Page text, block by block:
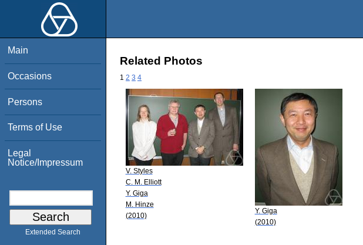
Main
Occasions
Persons
Terms of Use
Legal
Notice/Impressum
Extended Search
Related Photos
1 2 3 4
V. Styles
C. M. Elliott
Y. Giga
M. Hinze
(2010)
Y. Giga
(2010)